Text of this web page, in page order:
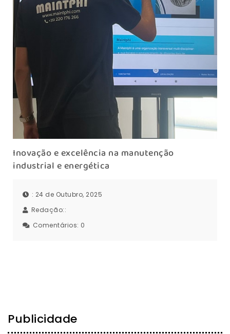
Inovação e excelência na manutenção
industrial e energética
: 24 de Outubro, 2025
Redação::
Comentários: 0
Publicidade